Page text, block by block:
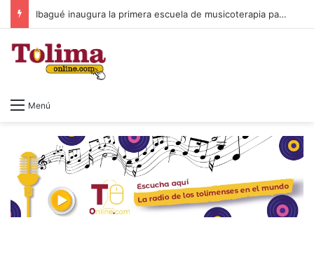
Ibagué inaugura la primera escuela de musicoterapia para niños con discapacidad múltiple, una apuesta por la inclusión
Menú